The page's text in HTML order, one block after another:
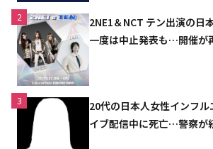
2
2NE1＆NCT テン出演の日
一度は中止発表も…開催が
3
20代の日本人女性インフ
イブ配信中に死亡…警察が